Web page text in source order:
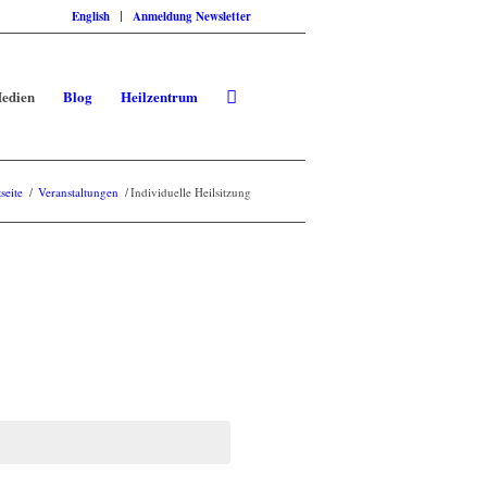
English Anmeldung Newsletter
Blog Heilzentrum
/ Veranstaltungen /Individuelle Heilsitzung